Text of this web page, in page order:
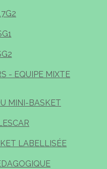
- EQUIPE MIXTE
MINI-BASKET
LABELLISÉE